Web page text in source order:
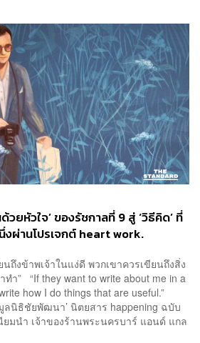
วยหัวใจ’ ของรัชกาลที่ 9 สู่ ‘วิธีคิด’ ที่
งผ่านโปรเจกต์ heart work.
นถึงข้าพเจ้าในแง่ดี พวกเขาควรเขียนถึงสิ่ง
ำ” “If they want to write about me in a
how I do things that are useful.”
ลนิธิชัยพัฒนา’ นิตยสาร happening ฉบับ
ยมนำ เจ้าของร้านพระนครบาร์ แอนด์ แกล